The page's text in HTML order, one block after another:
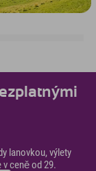
lanovkou, výlety
ceně od 29.